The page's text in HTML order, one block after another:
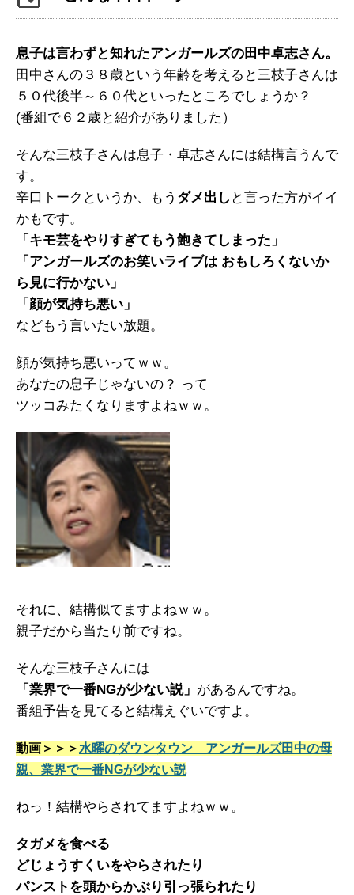
息子は言わずと知れたアンガールズの田中卓志さん。
田中さんの３８歳という年齢を考えると三枝子さんは
５０代後半～６０代といったところでしょうか？
(番組で６２歳と紹介がありました）
そんな三枝子さんは息子・卓志さんには結構言うんで
す。
辛口トークというか、もう ダメ出し と言った方がイイ
かもです。
「キモ芸をやりすぎてもう飽きてしまった」
「アンガールズのお笑いライブは おもしろくないか
ら見に行かない」
「顔が気持ち悪い」
などもう言いたい放題。
顔が気持ち悪いってｗｗ。
あなたの息子じゃないの？ って
ツッコみたくなりますよねｗｗ。
それに、結構似てますよねｗｗ。
親子だから当たり前ですね。
そんな三枝子さんには
「業界で一番NGが少ない説」 があるんですね。
番組予告を見てると結構えぐいですよ。
動画＞＞＞ 水曜のダウンタウン アンガールズ田中の母
親、業界で一番NGが少ない説
ねっ！結構やらされてますよねｗｗ。
タガメを食べる
どじょうすくいをやらされたり
パンストを頭からかぶり引っ張られたり